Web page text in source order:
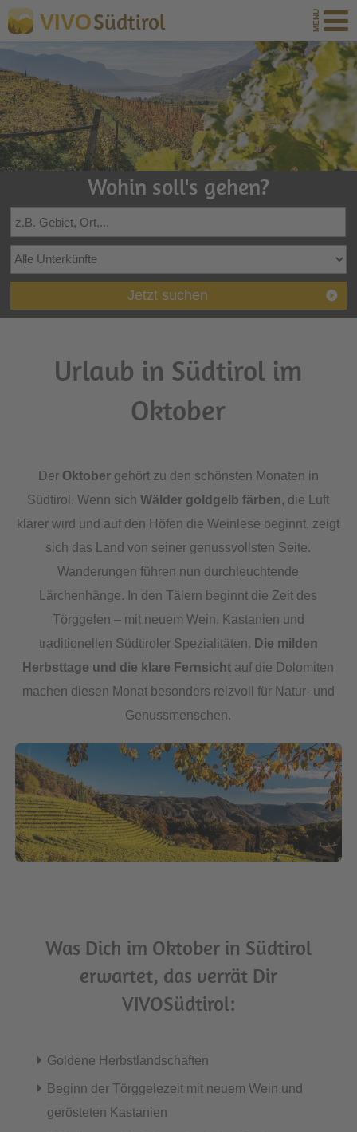
VIVOSüdtirol
Wohin soll's gehen?
Jetzt suchen
Urlaub in Südtirol im
Oktober
Der Oktobergehört zu den schönsten Monaten in
Südtirol. Wenn sichWälder goldgelb färben, die Luft
klarer wird und auf den Höfen die Weinlese beginnt, zeigt
sich das Land von seiner genussvollsten Seite.
Wanderungen führen nun durchleuchtende
Lärchenhänge. In den Tälern beginnt die Zeit des
Törggelen – mit neuem Wein, Kastanien und
traditionellen Südtiroler Spezialitäten. Die milden
Herbsttage und die klare Fernsicht auf die Dolomiten
machen diesen Monat besonders reizvoll für Natur- und
Genussmenschen.
Was Dich im Oktober in Südtirol
erwartet, das verrät Dir
VIVOSüdtirol:
Goldene Herbstlandschaften
Beginn der Törggelezeit mit neuem Wein und
gerösteten Kastanien